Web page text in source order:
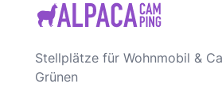
Stellplätze für Wohnmobil &
Grünen